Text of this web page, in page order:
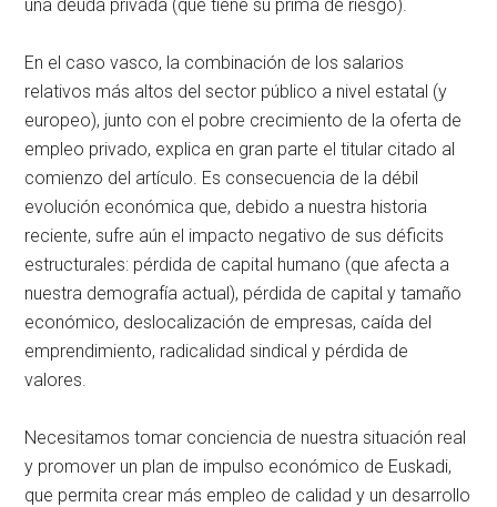
una deuda privada (que tiene su prima de riesgo).
En el caso vasco, la combinación de los salarios
relativos más altos del sector público a nivel estatal (y
europeo), junto con el pobre crecimiento de la oferta de
empleo privado, explica en gran parte el titular citado al
comienzo del artículo. Es consecuencia de la débil
evolución económica que, debido a nuestra historia
reciente, sufre aún el impacto negativo de sus déficits
estructurales: pérdida de capital humano (que afecta a
nuestra demografía actual), pérdida de capital y tamaño
económico, deslocalización de empresas, caída del
emprendimiento, radicalidad sindical y pérdida de
valores.
Necesitamos tomar conciencia de nuestra situación real
y promover un plan de impulso económico de Euskadi,
que permita crear más empleo de calidad y un desarrollo